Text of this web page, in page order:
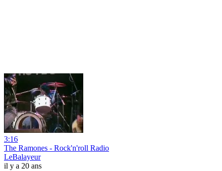
3:16
The Ramones - Rock'n'roll Radio
LeBalayeur
il y a 20 ans